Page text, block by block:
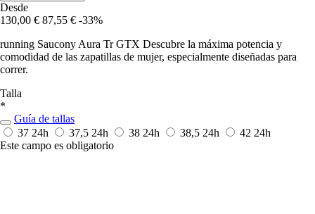
Desde
130,00 € 87,55 € -33%
running Saucony Aura Tr GTX Descubre la máxima potencia y
comodidad de las zapatillas de mujer, especialmente diseñadas para
correr.
Talla
*
Guía de tallas
37 24h 37,5 24h 38 24h 38,5 24h 42 24h
Este campo es obligatorio